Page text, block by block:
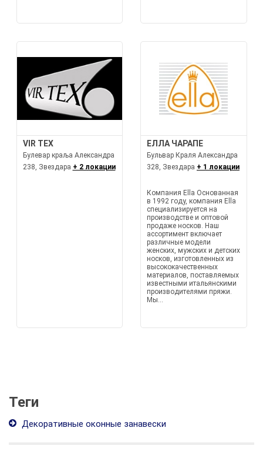
VIR TEX
Булевар краља Александра
238, Звездара + 2 локации
ЕЛЛА ЧАРАПЕ
Бульвар Краля Александра
328, Звездара + 1 локации
Компания Ella Основанная
в 1992 году, компания Ella
специализируется на
производстве и оптовой
продаже носков. Наш
ассортимент включает
различные модели
женских, мужских и детских
носков, изготовленных из
высококачественных
материалов, поставляемых
известными итальянскими
производителями пряжи.
Мы...
Теги
Декоративные оконные занавески